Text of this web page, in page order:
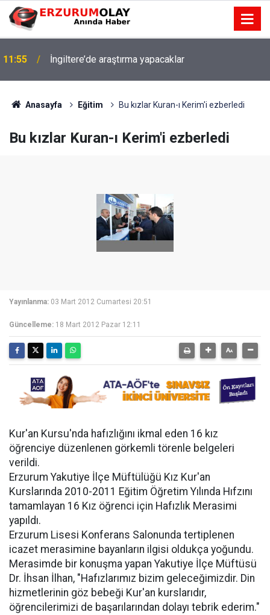
11:55 İngiltere’de araştırma yapacaklar
Anasayfa Eğitim Bu kızlar Kuran-ı Kerim'i ezberledi
Bu kızlar Kuran-ı Kerim'i ezberledi
Yayınlanma: 03 Mart 2012 Cumartesi 20:51
Güncelleme: 18 Mart 2012 Pazar 12:11
Kur'an Kursu'nda hafızlığını ikmal eden 16 kız
öğrenciye düzenlenen görkemli törenle belgeleri
verildi.
Erzurum Yakutiye İlçe Müftülüğü Kız Kur'an
Kurslarında 2010-2011 Eğitim Öğretim Yılında Hıfzını
tamamlayan 16 Kız öğrenci için Hafızlık Merasimi
yapıldı.
Erzurum Lisesi Konferans Salonunda tertiplenen
icazet merasimine bayanların ilgisi oldukça yoğundu.
Merasimde bir konuşma yapan Yakutiye İlçe Müftüsü
Dr. İhsan İlhan, "Hafızlarımız bizim geleceğimizdir. Din
hizmetlerinin göz bebeği Kur'an kurslarıdır,
öğrencilerimizi de başarılarından dolayı tebrik ederim."